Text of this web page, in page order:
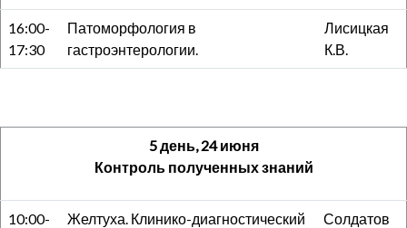
16:00-
17:30
Патоморфология в
гастроэнтерологии.
Лисицкая
К.В.
5 день, 24 июня
Контроль полученных знаний
10:00-
Желтуха. Клинико-диагностический
Солдатов